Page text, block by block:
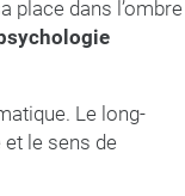
place dans l’ombre
Le long-
le sens de